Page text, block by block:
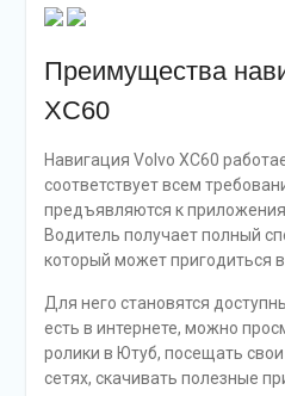
Преимущества
XC60
Навигация Volvo XC60
соответствует всем
предъявляются к
Водитель получает полный
который может пригодиться в
Для него становятся
есть в интернете, можно
ролики в Ютуб, посещать
сетях, скачивать полезные